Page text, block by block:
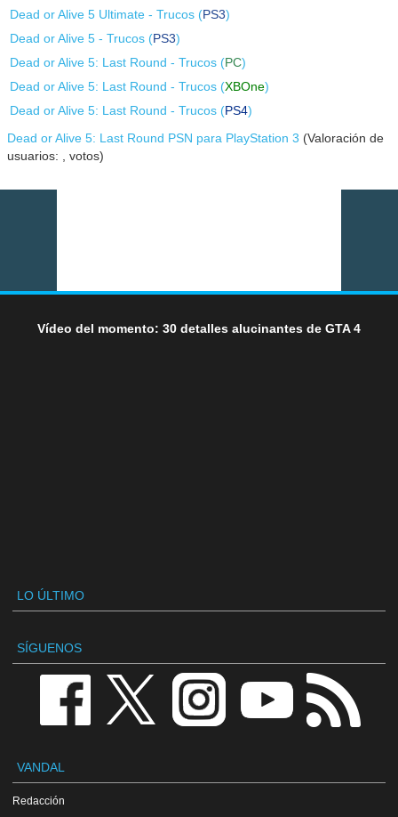
Dead or Alive 5 Ultimate - Trucos (PS3)
Dead or Alive 5 - Trucos (PS3)
Dead or Alive 5: Last Round - Trucos (PC)
Dead or Alive 5: Last Round - Trucos (XBOne)
Dead or Alive 5: Last Round - Trucos (PS4)
Dead or Alive 5: Last Round PSN para PlayStation 3 (Valoración de
usuarios:
,votos)
Vídeo del momento: 30 detalles alucinantes de GTA 4
LO ÚLTIMO
SÍGUENOS
VANDAL
Redacción